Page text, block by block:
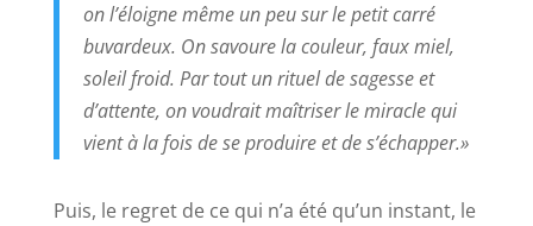
on l’éloigne même un peu sur le petit carré
buvardeux. On savoure la couleur, faux miel,
soleil froid. Par tout un rituel de sagesse et
d’attente, on voudrait maîtriser le miracle qui
vient à la fois de se produire et de s’échapper.»
Puis, le regret de ce qui n’a été qu’un instant, le